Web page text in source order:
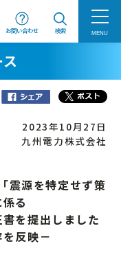
お問い合わせ 検索 MENU
2023年10月27日
九州電力株式会社
震源を特定せず策
る
を提出しました
反映－